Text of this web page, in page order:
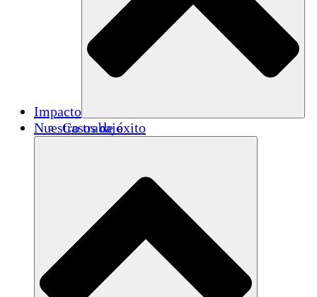
Impacto
Casos de éxito
Nuestro trabajo